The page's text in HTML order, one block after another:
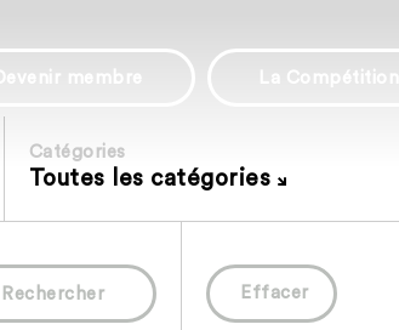
Devenir membre La Compétition
Catégories
Toutes les catégories
Rechercher Effacer